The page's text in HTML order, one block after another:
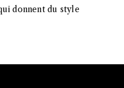
donnent du style